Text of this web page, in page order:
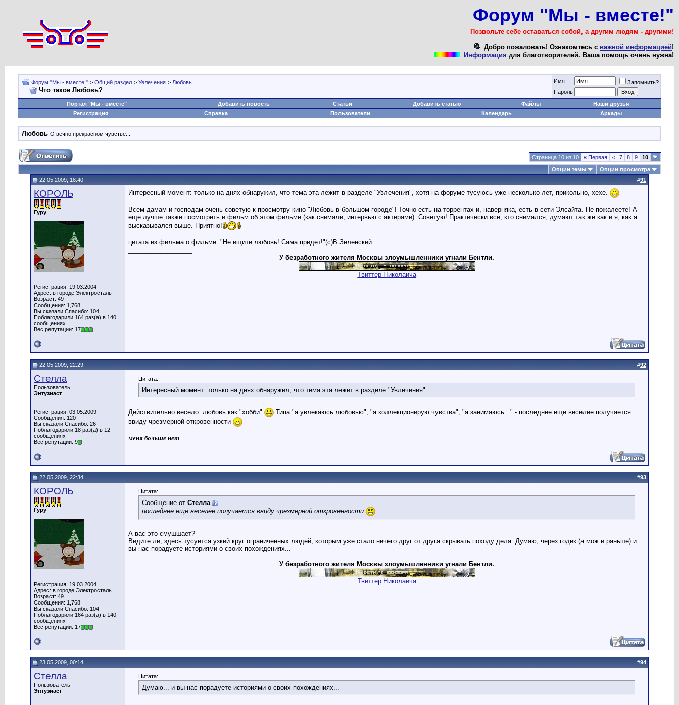
Форум "Мы - вместе!"
Позвольте себе оставаться собой, а другим людям - другими!
Добро пожаловать! Ознакомтесь с важной информацией!
Информация для благотворителей. Ваша помощь очень нужна!
Форум "Мы - вместе!" > Общий раздел > Увлечения > Любовь
Что такое Любовь?
Имя
Запомнить?
Пароль
Портал "Мы - вместе"
Добавить новость Статьи Добавить статью Файлы
Наши друзья
Регистрация
Справка Пользователи Календарь Аркады
Любовь О вечно прекрасном чувстве...
Страница 10 из 10 « Первая < 7 8 9
10
Опции темы
Опции просмотра
22.05.2009, 18:40
#91
КОРОЛЬ
Гуру
Регистрация: 19.03.2004
Адрес: в городе Электросталь
Возраст: 49
Сообщения: 1,768
Вы сказали Спасибо: 104
Поблагодарили 164 раз(а) в 140
сообщениях
Вес репутации: 17
Интересный момент: только на днях обнаружил, что тема эта лежит в разделе "Увлечения", хотя на форуме тусуюсь уже несколько лет, прикольно, хехе.
Всем дамам и господам очень советую к просмотру кино "Любовь в большом городе"! Точно есть на торрентах и, наверняка, есть в сети Элсайта. Не пожалеете! А
еще лучше также посмотреть и фильм об этом фильме (как снимали, интервью с актерами). Советую! Практически все, кто снимался, думают так же как и я, как я
высказывался выше. Приятно!
цитата из фильма о фильме: "Не ищите любовь! Сама придет!"(с)В.Зеленский
У безработного жителя Москвы злоумышленники угнали Бентли.
Твиттер Николаича
22.05.2009, 22:29 #92
Стелла
Пользователь
Энтузиаст
Регистрация: 03.05.2009
Сообщения: 120
Вы сказали Спасибо: 26
Поблагодарили 18 раз(а) в 12
сообщениях
Вес репутации: 9
Цитата:
Интересный момент: только на днях обнаружил, что тема эта лежит в разделе "Увлечения"
Действительно весело: любовь как "хобби"
Типа "я увлекаюсь любовью", "я коллекционирую чувства", "я занимаюсь..." - последнее еще веселее получается
ввиду чрезмерной откровенности
меня больше нет
22.05.2009, 22:34 #93
КОРОЛЬ
Гуру
Регистрация: 19.03.2004
Адрес: в городе Электросталь
Возраст: 49
Сообщения: 1,768
Вы сказали Спасибо: 104
Поблагодарили 164 раз(а) в 140
сообщениях
Вес репутации: 17
Цитата:
Сообщение от Стелла
последнее еще веселее получается ввиду чрезмерной откровенности
А вас это смушшает?
Видите ли, здесь тусуется узкий круг ограниченных людей, которым уже стало нечего друг от друга скрывать походу дела. Думаю, через годик (а мож и раньше) и
вы нас порадуете историями о своих похождениях...
У безработного жителя Москвы злоумышленники угнали Бентли.
Твиттер Николаича
23.05.2009, 00:14 #94
Стелла
Пользователь
Энтузиаст
Цитата:
Думаю... и вы нас порадуете историями о своих похождениях...